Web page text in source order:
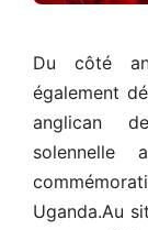
Du côté
également
anglican
Uganda.Au